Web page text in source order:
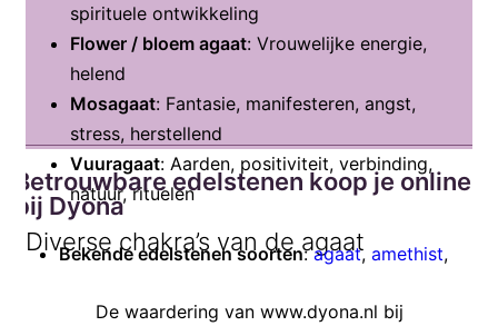
spirituele ontwikkeling
Flower / bloem agaat: Vrouwelijke energie,
helend
Mosagaat: Fantasie, manifesteren, angst,
stress, herstellend
Vuuragaat: Aarden, positiviteit, verbinding,
natuur, rituelen
Diverse chakra’s van de agaat
wortelchakra. Dit chakra is het fundament waarop
Betrouwbare edelstenen koop je online
bij Dyona
Bekende edelstenen soorten:agaat, amethist,
lapis lazuli,maansteen, robijn,rozenkwarts
De waardering van www.dyona.nl bij